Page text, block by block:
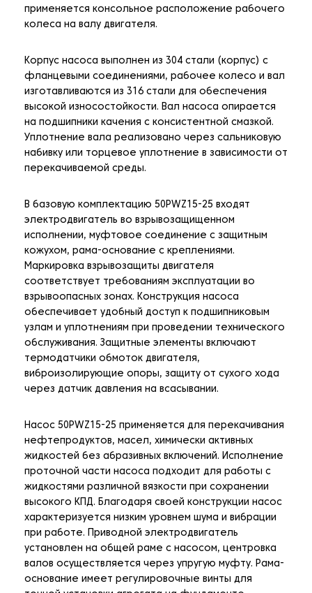
применяется консольное расположение рабочего
колеса на валу двигателя.
Корпус насоса выполнен из 304 стали (корпус) с
фланцевыми соединениями, рабочее колесо и вал
изготавливаются из 316 стали для обеспечения
высокой износостойкости. Вал насоса опирается
на подшипники качения с консистентной смазкой.
Уплотнение вала реализовано через сальниковую
набивку или торцевое уплотнение в зависимости от
перекачиваемой среды.
В базовую комплектацию 50PWZ15-25 входят
электродвигатель во взрывозащищенном
исполнении, муфтовое соединение с защитным
кожухом, рама-основание с креплениями.
Маркировка взрывозащиты двигателя
соответствует требованиям эксплуатации во
взрывоопасных зонах. Конструкция насоса
обеспечивает удобный доступ к подшипниковым
узлам и уплотнениям при проведении технического
обслуживания. Защитные элементы включают
термодатчики обмоток двигателя,
виброизолирующие опоры, защиту от сухого хода
через датчик давления на всасывании.
Насос 50PWZ15-25 применяется для перекачивания
нефтепродуктов, масел, химически активных
жидкостей без абразивных включений. Исполнение
проточной части насоса подходит для работы с
жидкостями различной вязкости при сохранении
высокого КПД. Благодаря своей конструкции насос
характеризуется низким уровнем шума и вибрации
при работе. Приводной электродвигатель
установлен на общей раме с насосом, центровка
валов осуществляется через упругую муфту. Рама-
основание имеет регулировочные винты для